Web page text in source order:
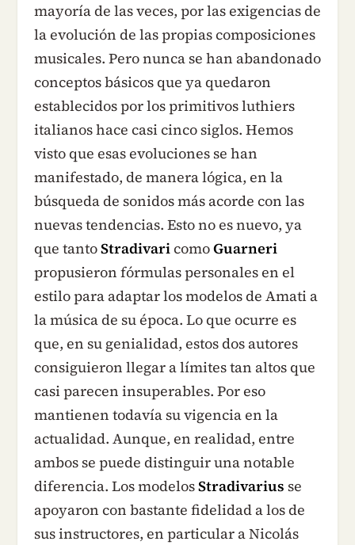
mayoría de las veces, por las exigencias de
la evolución de las propias composiciones
musicales. Pero nunca se han abandonado
conceptos básicos que ya quedaron
establecidos por los primitivos luthiers
italianos hace casi cinco siglos. Hemos
visto que esas evoluciones se han
manifestado, de manera lógica, en la
búsqueda de sonidos más acorde con las
nuevas tendencias. Esto no es nuevo, ya
que tantoStradivaricomoGuarneri
propusieron fórmulas personales en el
estilo para adaptar los modelos de Amati a
la música de su época. Lo que ocurre es
que, en su genialidad, estos dos autores
consiguieron llegar a límites tan altos que
casi parecen insuperables. Por eso
mantienen todavía su vigencia en la
actualidad. Aunque, en realidad, entre
ambos se puede distinguir una notable
diferencia. Los modelosStradivarius se
apoyaron con bastante fidelidad a los de
sus instructores, en particular a Nicolás